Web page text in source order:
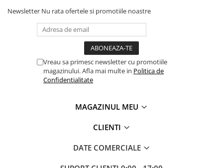
Newsletter Nu rata ofertele si promotiile noastre
Vreau sa primesc newsletter cu promotiile
magazinului. Afla mai multe in Politica de
Confidentialitate
MAGAZINUL MEU
CLIENTI
DATE COMERCIALE